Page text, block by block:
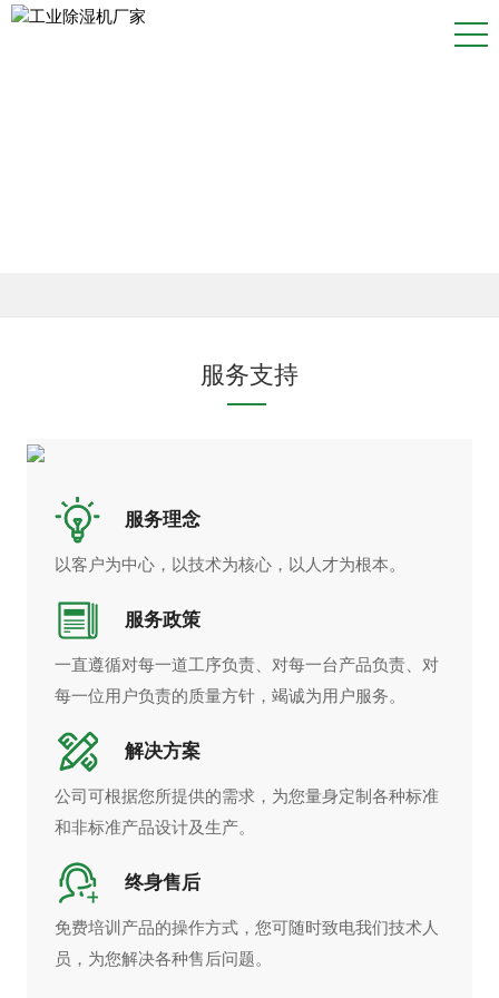
服务支持
服务理念
以客户为中心，以技术为核心，以人才为根本。
服务政策
一直遵循对每一道工序负责、对每一台产品负责、对
每一位用户负责的质量方针，竭诚为用户服务。
解决方案
公司可根据您所提供的需求，为您量身定制各种标准
和非标准产品设计及生产。
终身售后
免费培训产品的操作方式，您可随时致电我们技术人
员，为您解决各种售后问题。